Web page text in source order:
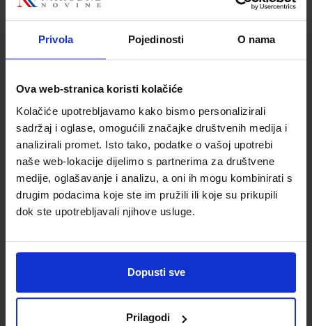
Privola Pojedinosti O nama
Ova web-stranica koristi kolačiće
Kolačiće upotrebljavamo kako bismo personalizirali
sadržaj i oglase, omogućili značajke društvenih medija i
analizirali promet. Isto tako, podatke o vašoj upotrebi
naše web-lokacije dijelimo s partnerima za društvene
medije, oglašavanje i analizu, a oni ih mogu kombinirati s
drugim podacima koje ste im pružili ili koje su prikupili
dok ste upotrebljavali njihove usluge.
Dopusti sve
Prilagodi
Nakladnik
Školski razred
10 1.RAZRED SŠ
Vrsta škole
3 STRUKOVNA
Reg br min
6275
Newsletter prijava